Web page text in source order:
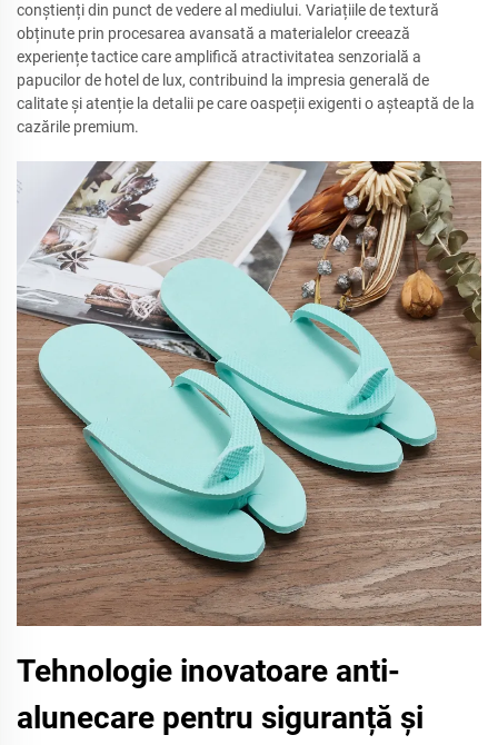
conștienți din punct de vedere al mediului. Variațiile de textură
obținute prin procesarea avansată a materialelor creează
experiențe tactice care amplifică atractivitatea senzorială a
papucilor de hotel de lux, contribuind la impresia generală de
calitate și atenție la detalii pe care oaspeții exigenti o așteaptă de la
cazările premium.
Tehnologie inovatoare anti-
alunecare pentru siguranță și